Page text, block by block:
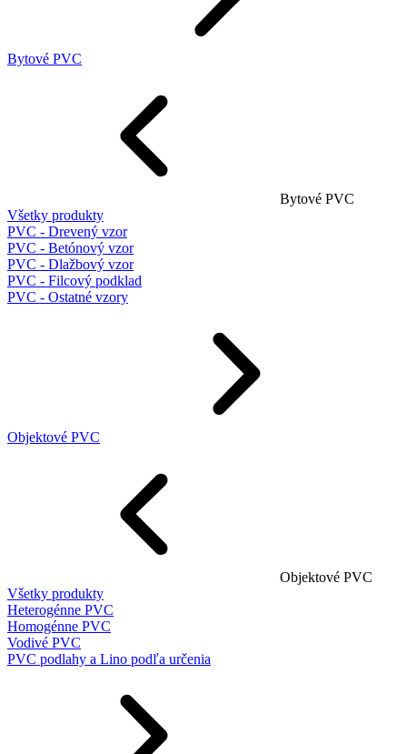
Bytové PVC
Bytové PVC
Všetky produkty
PVC - Drevený vzor
PVC - Betónový vzor
PVC - Dlažbový vzor
PVC - Filcový podklad
PVC - Ostatné vzory
Objektové PVC
Objektové PVC
Všetky produkty
Heterogénne PVC
Homogénne PVC
Vodivé PVC
PVC podlahy a Lino podľa určenia